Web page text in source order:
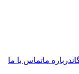
درباره ماتماس با ما